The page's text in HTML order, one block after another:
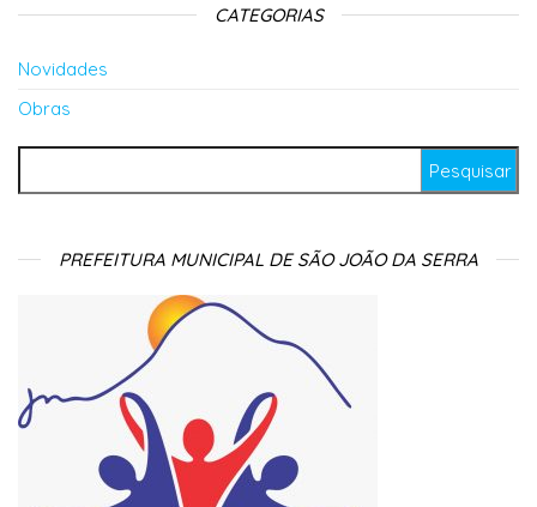
CATEGORIAS
Novidades
Obras
PREFEITURA MUNICIPAL DE SÃO JOÃO DA SERRA